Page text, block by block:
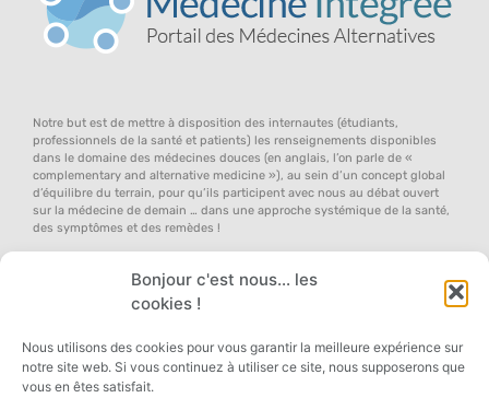
Bonjour c'est nous... les
cookies !
Nous utilisons des cookies pour vous garantir la meilleure expérience sur
notre site web. Si vous continuez à utiliser ce site, nous supposerons que
vous en êtes satisfait.
Notre but est de mettre à disposition des internautes (étudiants,
professionnels de la santé et patients) les renseignements disponibles
dans le domaine des médecines douces (en anglais, l’on parle de «
complementary and alternative medicine »), au sein d’un concept global
d’équilibre du terrain, pour qu’ils participent avec nous au débat ouvert
sur la médecine de demain … dans une approche systémique de la santé,
des symptômes et des remèdes !
Copyright 2026 © All rights Reserved. Designed by Médecine Intégrée, Managed by